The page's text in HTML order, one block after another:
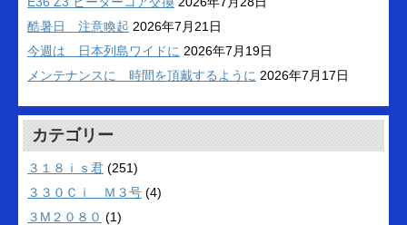
酷暑日 注意喚起 2026年7月21日
今週は 日本列島ワイドに 2026年7月19日
メンテナンスに 時間を頂戴するように 2026年7月17日
カテゴリー
３１８ｉｓ君 (251)
３３０Ｃｉ Ｍ３号 (4)
３M２０８０ (1)